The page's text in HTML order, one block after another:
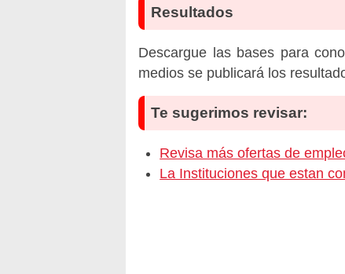
Resultados
Descargue las bases para
medios se publicará los
Te sugerimos revisar:
Revisa más ofertas de
La Instituciones que estan